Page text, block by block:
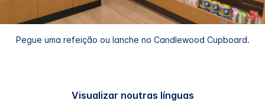
Pegue uma refeição ou lanche no Candlewood Cupboard.
Visualizar noutras línguas